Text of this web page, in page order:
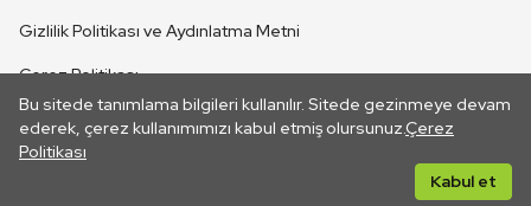
Bu sitede tanımlama bilgileri kullanılır. Sitede gezinmeye devam
ederek, çerez kullanımımızı kabul etmiş olursunuz.Çerez
Politikası
Kabul et
CANLI YAYINLAR
Gizlilik Politikası ve Aydınlatma Metni
Çerez Politikası
İletişim
Her hakkı saklıdır. ©2026 TRT. Bağlantı yoluyla gidilen dış